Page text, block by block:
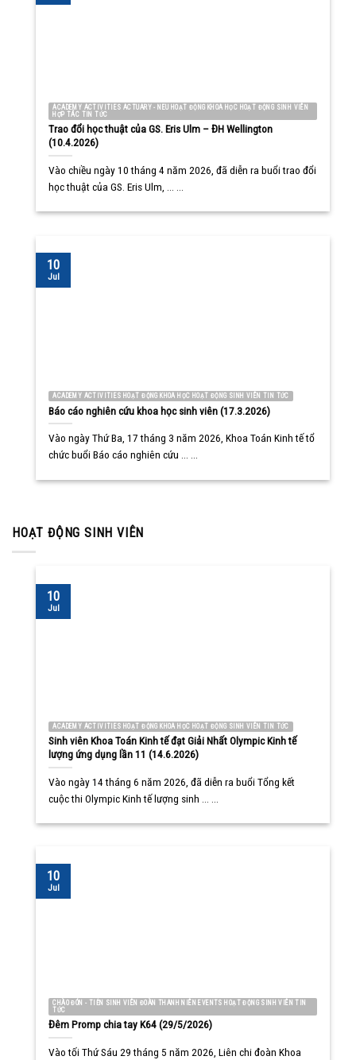
ACADEMY ACTIVITIES ACTUARY - NEU HOẠT ĐỘNG KHOA HỌC HOẠT ĐỘNG SINH VIÊN
HỢP TÁC TIN TỨC
Trao đổi học thuật của GS. Eris Ulm – ĐH Wellington
(10.4.2026)
Vào chiều ngày 10 tháng 4 năm 2026, đã diễn ra buổi trao đổi
học thuật của GS. Eris Ulm, ... ...
ACADEMY ACTIVITIES HOẠT ĐỘNG KHOA HỌC HOẠT ĐỘNG SINH VIÊN TIN TỨC
Báo cáo nghiên cứu khoa học sinh viên (17.3.2026)
Vào ngày Thứ Ba, 17 tháng 3 năm 2026, Khoa Toán Kinh tế tổ
chức buổi Báo cáo nghiên cứu ... ...
10
Jul
HOẠT ĐỘNG SINH VIÊN
ACADEMY ACTIVITIES HOẠT ĐỘNG KHOA HỌC HOẠT ĐỘNG SINH VIÊN TIN TỨC
Sinh viên Khoa Toán Kinh tế đạt Giải Nhất Olympic Kinh tế
lượng ứng dụng lần 11 (14.6.2026)
Vào ngày 14 tháng 6 năm 2026, đã diễn ra buổi Tổng kết
cuộc thi Olympic Kinh tế lượng sinh ... ...
10
Jul
CHÀO ĐÓN - TIỄN SINH VIÊN ĐOÀN THANH NIÊN EVENTS HOẠT ĐỘNG SINH VIÊN TIN
TỨC
Đêm Promp chia tay K64 (29/5/2026)
Vào tối Thứ Sáu 29 tháng 5 năm 2026, Liên chi đoàn Khoa
10
Jul